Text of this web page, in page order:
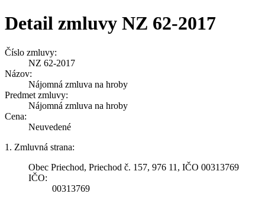
Detail zmluvy NZ 62-2017
Číslo zmluvy:
NZ 62-2017
Názov:
Nájomná zmluva na hroby
Predmet zmluvy:
Nájomná zmluva na hroby
Cena:
Neuvedené
1. Zmluvná strana:
Obec Priechod, Priechod č. 157, 976 11, IČO 00313769
IČO:
00313769